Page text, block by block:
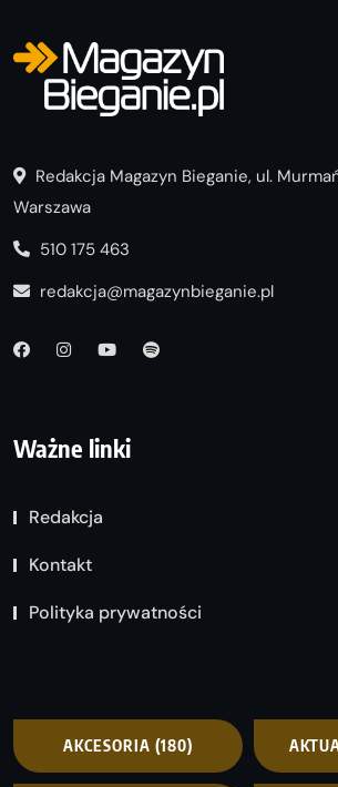
Redakcja Magazyn Bieganie, ul.
Warszawa
510 175 463
redakcja@magazynbieganie.pl
Ważne linki
Redakcja
Kontakt
Polityka prywatności
AKCESORIA (180)